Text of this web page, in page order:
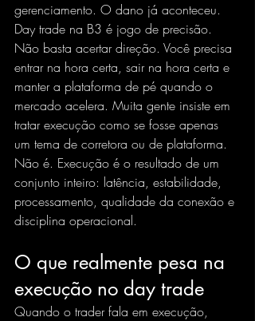
gerenciamento. O dano já aconteceu.
Day trade na B3 é jogo de precisão.
Não basta acertar direção. Você precisa
entrar na hora certa, sair na hora certa e
manter a plataforma de pé quando o
mercado acelera. Muita gente insiste em
tratar execução como se fosse apenas
um tema de corretora ou de plataforma.
Não é. Execução é o resultado de um
conjunto inteiro: latência, estabilidade,
processamento, qualidade da conexão e
disciplina operacional.
O que realmente pesa na
execução no day trade
Quando o trader fala em execução,